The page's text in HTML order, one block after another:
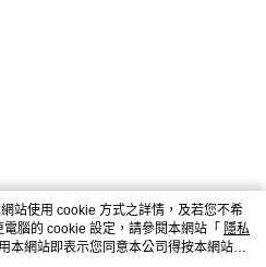
站使用 cookie 方式之詳情，及若您不希
腦的 cookie 設定，請參閱本網站「 隱私
本網站即表示您同意本公司得按本網站使